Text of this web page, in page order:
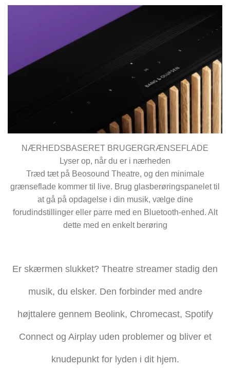
NÆRHEDSBASERET BRUGERGRÆNSEFLADE
Lyser op, når du er i nærheden
Træd tæt på Beosound Theatre, og den minimale
grænseflade kommer til live. Brug glasberøringspanelet til
at gå på opdagelse i din musik, vælge dine
forudindstillinger eller parre med en Bluetooth-enhed. Alt
dette med en enkelt berøring
Er skærmen slukket? Theatre streamer stadig den
musik, du elsker. Den forbinder med andre
højttalere gennem Beolink, Chromecast, Spotify
Connect og Airplay uden problemer og bliver et
knudepunkt for lyden i dit hjem.